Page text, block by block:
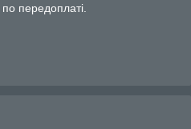
передоплаті.